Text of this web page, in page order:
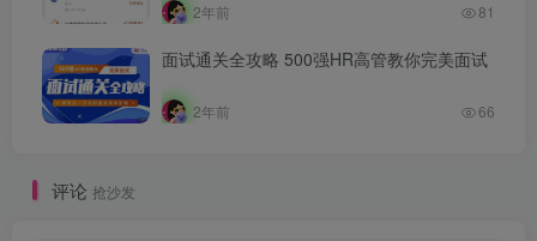
2年前 81
面试通关全攻略 500强HR高管教你完美面试
2年前 66
评论 抢沙发